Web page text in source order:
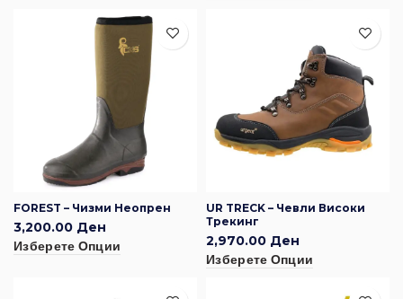
FOREST – Чизми Неопрен
3,200.00 Ден
Изберете Опции
UR TRECK – Чевли Високи
Трекинг
2,970.00 Ден
Изберете Опции